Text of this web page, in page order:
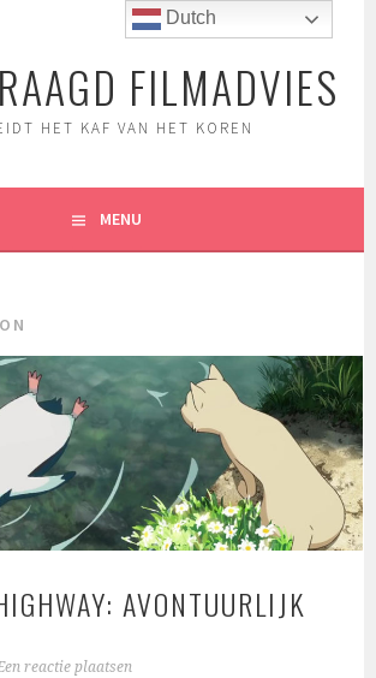
FILMADVIES
HET KAF VAN HET KOREN
MENU
AVONTUURLIJK
reactie plaatsen
Dutch